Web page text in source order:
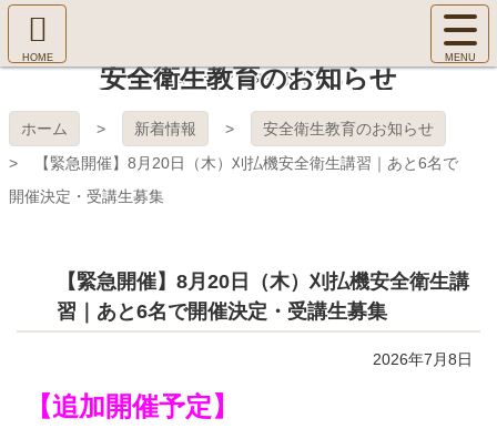
コ
テ
文
へ
ス
安全衛生教育のお知らせ
ホーム 新着情報
安全衛生教育のお知らせ
【緊急開催】8月20日（木）刈払機安全衛生講習｜あと6名で
開催決定・受講生募集
【緊急開催】8月20日（木）刈払機安全衛生講
習｜あと6名で開催決定・受講生募集
2026年7月8日
【追加開催予定】
㈱Ｆ
ＯＲ
ＯＬ
ＬＥ
ＧＥ
ホ
へ
サ
イ
ト